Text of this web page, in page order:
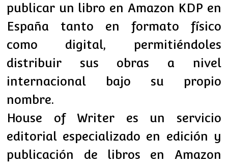
publicar un libro en Amazon KDP en
España tanto en formato físico
como digital, permitiéndoles
distribuir sus obras a nivel
internacional bajo su propio
nombre.
House of Writer es un servicio
editorial especializado en edición y
publicación de libros en Amazon